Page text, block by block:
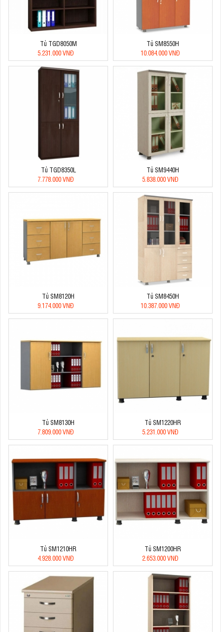
Tủ TGD8050M
5.231.000 VNĐ
Tủ SM8550H
10.084.000 VNĐ
Tủ TGD8350L
7.778.000 VNĐ
Tủ SM9440H
5.838.000 VNĐ
Tủ SM8120H
9.174.000 VNĐ
Tủ SM8450H
10.387.000 VNĐ
Tủ SM8130H
7.809.000 VNĐ
Tủ SM1220HR
5.231.000 VNĐ
Tủ SM1210HR
4.928.000 VNĐ
Tủ SM1200HR
2.653.000 VNĐ